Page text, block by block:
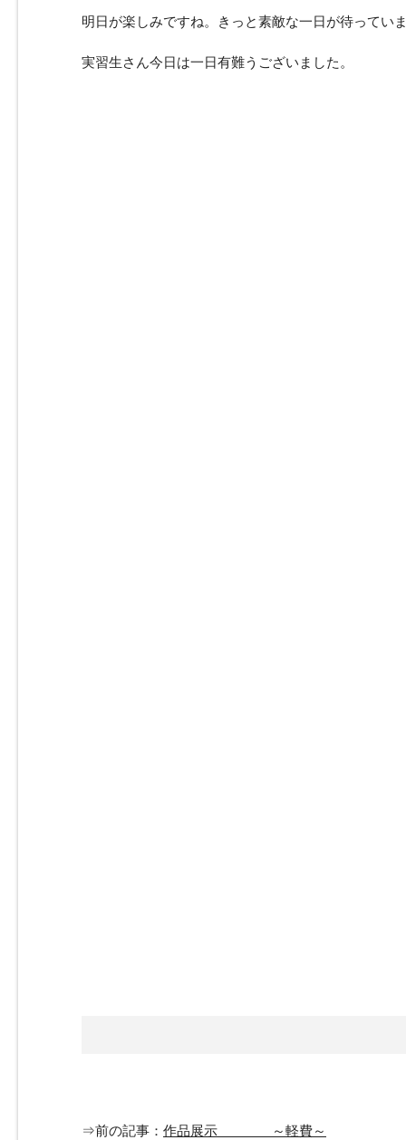
明日が楽しみですね。きっと素敵な一日が待ってい
実習生さん今日は一日有難うございました。
⇒前の記事： 作品展示 ～軽費～